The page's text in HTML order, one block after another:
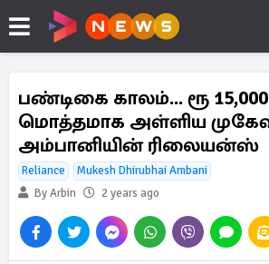
பண்டிகை காலம்... ரூ
மொத்தமாக அள்ளிய
அம்பானியின் ரிலையன்ஸ்
Reliance
Mukesh Dhirubhai Ambani
By Arbin
2 years ago